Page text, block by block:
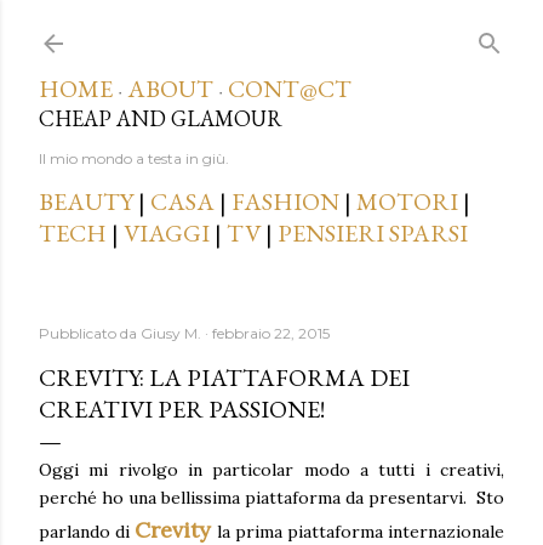
HOME · ABOUT · CONT@CT
CHEAP AND GLAMOUR
Il mio mondo a testa in giù.
BEAUTY| CASA | FASHION | MOTORI |
TECH | VIAGGI | TV| PENSIERI SPARSI
Pubblicato da Giusy M. febbraio 22, 2015
CREVITY: LA PIATTAFORMA DEI
CREATIVI PER PASSIONE!
Oggi mi rivolgo in particolar modo a tutti i creativi,
perché ho una bellissima piattaforma da presentarvi. Sto
parlando di Crevity la prima piattaforma internazionale